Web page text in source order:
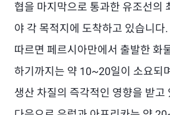
협을 마지막으로 통과한 유조선의
야 각 목적지에 도착하고 있습니다.
따르면 페르시아만에서 출발한 화
하기까지는 약 10~20일이 소요되
생산 차질의 즉각적인 영향을 받고